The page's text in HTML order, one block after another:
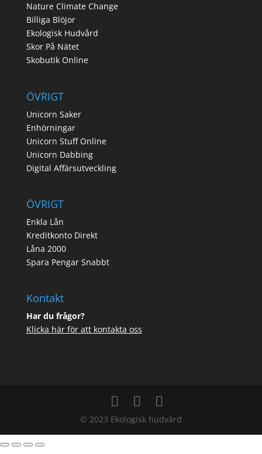
Nature Climate Change
Billiga Blöjor
Ekologisk Hudvård
Skor På Nätet
Skobutik Online
ÖVRIGT
Unicorn Saker
Enhörningar
Unicorn Stuff Online
Unicorn Dabbing
Digital Affärsutveckling
ÖVRIGT
Enkla Lån
Kreditkonto Direkt
Låna 2000
Spara Pengar Snabbt
Kontakt
Har du frågor?
Klicka här för att kontakta oss
© 2023 Ekologisk hudvård